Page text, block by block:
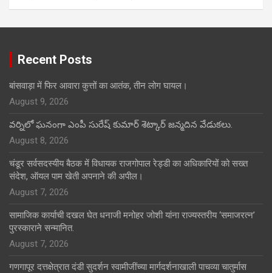
Recent Posts
बांसवाड़ा में फिर आवारा कुत्तों का आतंक, तीन लोग घायल।
August 9, 2026
వర్నిలో ఘనంగా ఎంపీ సురేష్ కుమార్ శెట్కార్ జన్మదిన వేడుకలు.
August 8, 2026
चंडूर सर्वसदस्यीय बैठक में विधायक राजगोपाल रेड्डी का अधिकारियों को सख्त
संदेश, ऑयल पाम खेती अपनाने की अपील।
August 7, 2026
सामाजिक कार्याची दखल घेत धनाजी मनोहर जोशी यांना राज्यस्तरीय ‘समाजरत्न’
पुरस्काराने सन्मानित.
August 7, 2026
गणगापूर दत्तक्षेत्रात दंडी सुदर्शन स्वामीजींच्या मार्गदर्शनाखाली पाचव्या चातुर्मास